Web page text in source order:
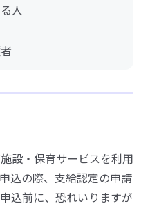
人
設・保育サービスを利用
込の際、支給認定の申請
込前に、恐れいりますが